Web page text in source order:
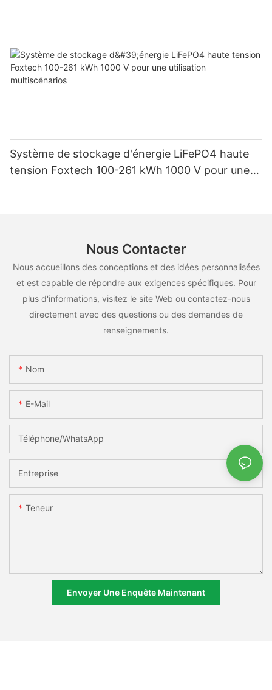
Système de stockage d'énergie LiFePO4 haute
tension Foxtech 100-261 kWh 1000 V pour une
Nous Contacter
Nous accueillons des conceptions et des idées personnalisées
et est capable de répondre aux exigences spécifiques. Pour
plus d'informations, visitez le site Web ou contactez-nous
directement avec des questions ou des demandes de
renseignements.
Nom
E-Mail
Téléphone/WhatsApp
Entreprise
Teneur
Envoyer Une Enquête Maintenant